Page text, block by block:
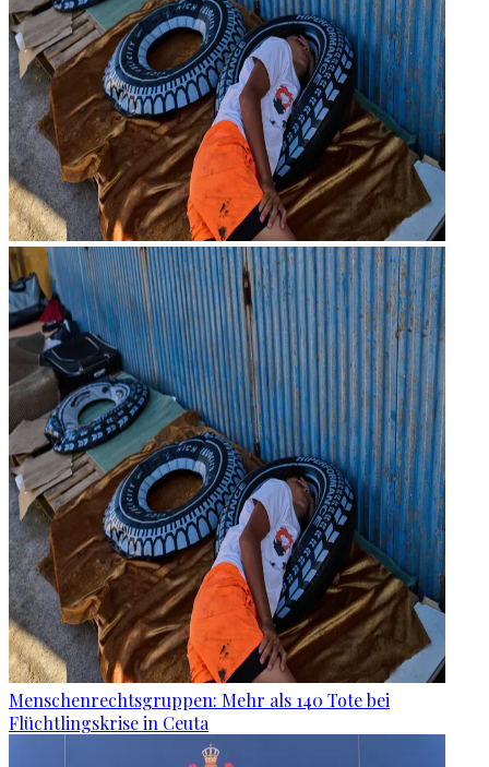
Menschenrechtsgruppen: Mehr als 140 Tote bei
Flüchtlingskrise in Ceuta